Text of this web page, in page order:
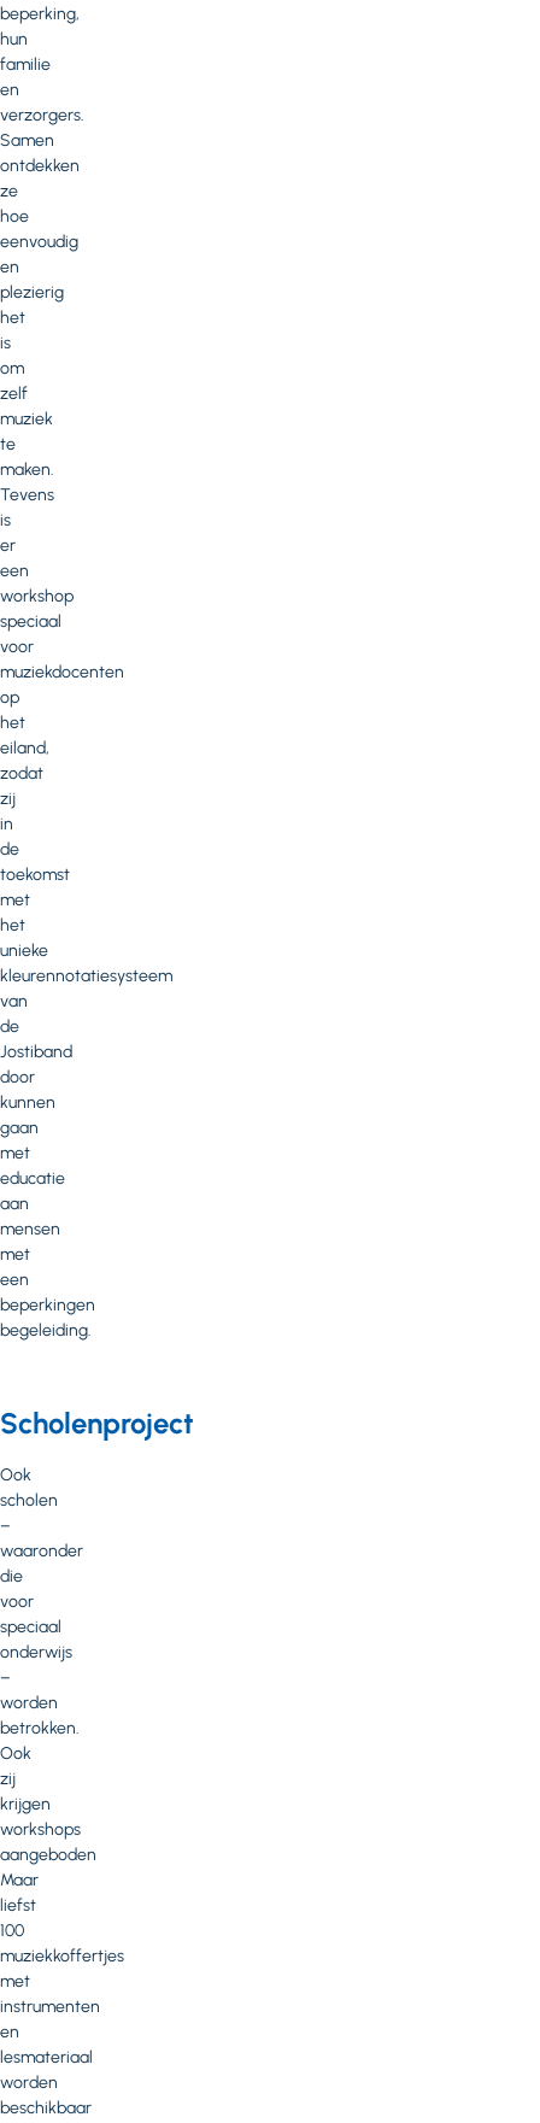
beperking,
hun
familie
en
verzorgers.
Samen
ontdekken
ze
hoe
eenvoudig
en
plezierig
het
is
om
zelf
muziek
te
maken.
Tevens
is
er
een
workshop
speciaal
voor
muziekdocenten
op
het
eiland,
zodat
zij
in
de
toekomst
met
het
unieke
kleurennotatiesysteem
van
de
Jostiband
door
kunnen
gaan
met
educatie
aan
mensen
met
een
beperkingen
begeleiding.
Scholenproject
Ook
scholen
–
waaronder
die
voor
speciaal
onderwijs
–
worden
betrokken.
Ook
zij
krijgen
workshops
aangeboden
Maar
liefst
100
muziekkoffertjes
met
instrumenten
en
lesmateriaal
worden
beschikbaar